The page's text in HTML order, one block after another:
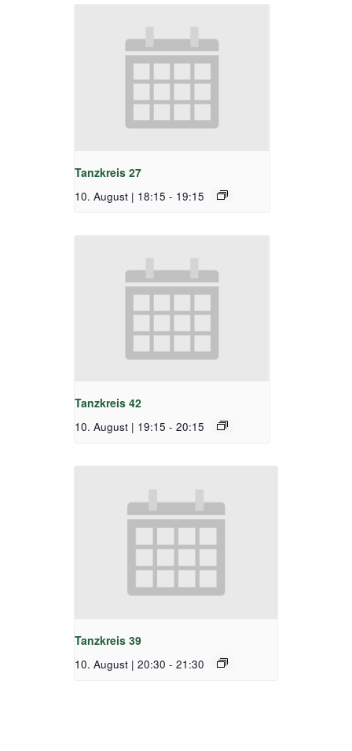
Tanzkreis 27
10. August | 18:15 - 19:15
Tanzkreis 42
10. August | 19:15 - 20:15
Tanzkreis 39
10. August | 20:30 - 21:30